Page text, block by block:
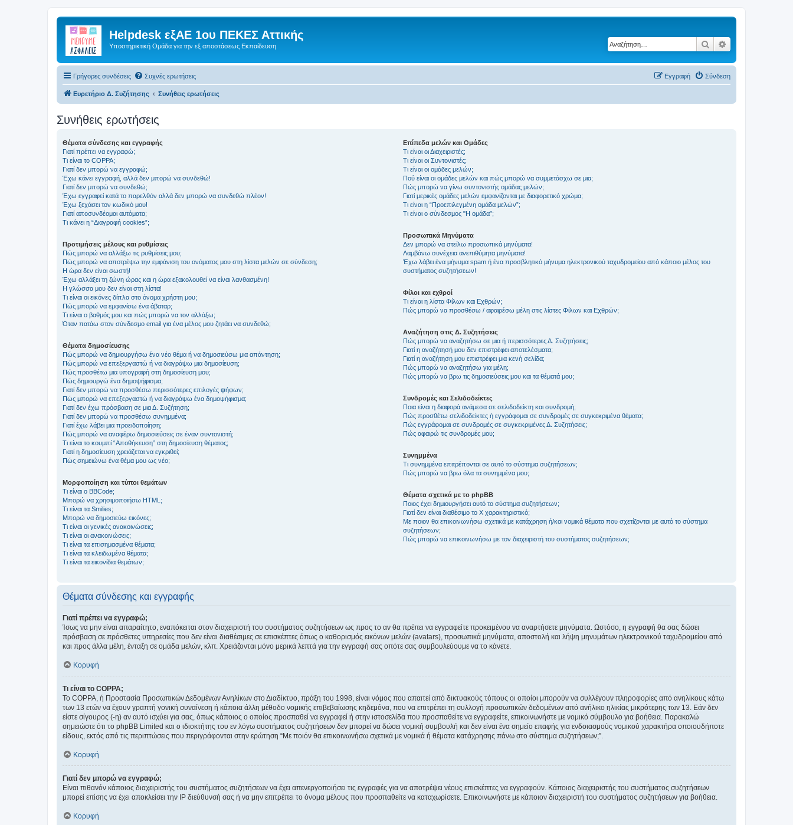
Helpdesk εξΑΕ 1ου ΠΕΚΕΣ Αττικής
Υποστηρικτική Ομάδα για την εξ αποστάσεως Εκπαίδευση Αναζήτηση
Γρήγορες συνδέσεις Συχνές ερωτήσεις Σύνδεση
Εγγραφή
Ευρετήριο Δ. Συζήτησης Συνήθεις ερωτήσεις
Συνήθεις ερωτήσεις
Θέματα σύνδεσης και εγγραφής
Γιατί πρέπει να εγγραφώ;
Τι είναι το COPPA;
Γιατί δεν μπορώ να εγγραφώ;
Έχω κάνει εγγραφή, αλλά δεν μπορώ να συνδεθώ!
Γιατί δεν μπορώ να συνδεθώ;
Έχω εγγραφεί κατά το παρελθόν αλλά δεν μπορώ να συνδεθώ πλέον!
Έχω ξεχάσει τον κωδικό μου!
Γιατί αποσυνδέομαι αυτόματα;
Τι κάνει η “Διαγραφή cookies”;
Προτιμήσεις μέλους και ρυθμίσεις
Πώς μπορώ να αλλάξω τις ρυθμίσεις μου;
Πώς μπορώ να αποτρέψω την εμφάνιση του ονόματος μου στη λίστα μελών σε σύνδεση;
Η ώρα δεν είναι σωστή!
Έχω αλλάξει τη ζώνη ώρας και η ώρα εξακολουθεί να είναι λανθασμένη!
Η γλώσσα μου δεν είναι στη λίστα!
Τι είναι οι εικόνες δίπλα στο όνομα χρήστη μου;
Πώς μπορώ να εμφανίσω ένα άβαταρ;
Τι είναι ο βαθμός μου και πώς μπορώ να τον αλλάξω;
Όταν πατάω στον σύνδεσμο email για ένα μέλος μου ζητάει να συνδεθώ;
Θέματα δημοσίευσης
Πώς μπορώ να δημιουργήσω ένα νέο θέμα ή να δημοσιεύσω μια απάντηση;
Πώς μπορώ να επεξεργαστώ ή να διαγράψω μια δημοσίευση;
Πώς προσθέτω μια υπογραφή στη δημοσίευση μου;
Πώς δημιουργώ ένα δημοψήφισμα;
Γιατί δεν μπορώ να προσθέσω περισσότερες επιλογές ψήφων;
Πώς μπορώ να επεξεργαστώ ή να διαγράψω ένα δημοψήφισμα;
Γιατί δεν έχω πρόσβαση σε μια Δ. Συζήτηση;
Γιατί δεν μπορώ να προσθέσω συνημμένα;
Γιατί έχω λάβει μια προειδοποίηση;
Πώς μπορώ να αναφέρω δημοσιεύσεις σε έναν συντονιστή;
Τι είναι το κουμπί “Αποθήκευση” στη δημοσίευση θέματος;
Γιατί η δημοσίευση χρειάζεται να εγκριθεί;
Πώς σημειώνω ένα θέμα μου ως νέο;
Μορφοποίηση και τύποι θεμάτων
Τι είναι ο BBCode;
Μπορώ να χρησιμοποιήσω HTML;
Τι είναι τα Smilies;
Μπορώ να δημοσιεύω εικόνες;
Τι είναι οι γενικές ανακοινώσεις;
Τι είναι οι ανακοινώσεις;
Τι είναι τα επισημασμένα θέματα;
Τι είναι τα κλειδωμένα θέματα;
Τι είναι τα εικονίδια θεμάτων;
Επίπεδα μελών και Ομάδες
Τι είναι οι Διαχειριστές;
Τι είναι οι Συντονιστές;
Τι είναι οι ομάδες μελών;
Πού είναι οι ομάδες μελών και πώς μπορώ να συμμετάσχω σε μια;
Πώς μπορώ να γίνω συντονιστής ομάδας μελών;
Γιατί μερικές ομάδες μελών εμφανίζονται με διαφορετικό χρώμα;
Τι είναι η “Προεπιλεγμένη ομάδα μελών”;
Τι είναι ο σύνδεσμος "Η ομάδα”;
Προσωπικά Μηνύματα
Δεν μπορώ να στείλω προσωπικά μηνύματα!
Λαμβάνω συνέχεια ανεπιθύμητα μηνύματα!
Έχω λάβει ένα μήνυμα spam ή ένα προσβλητικό μήνυμα ηλεκτρονικού ταχυδρομείου από κάποιο μέλος του
συστήματος συζητήσεων!
Φίλοι και εχθροί
Τι είναι η λίστα Φίλων και Εχθρών;
Πώς μπορώ να προσθέσω / αφαιρέσω μέλη στις λίστες Φίλων και Εχθρών;
Αναζήτηση στις Δ. Συζητήσεις
Πώς μπορώ να αναζητήσω σε μια ή περισσότερες Δ. Συζητήσεις;
Γιατί η αναζήτησή μου δεν επιστρέφει αποτελέσματα;
Γιατί η αναζήτηση μου επιστρέφει μια κενή σελίδα;
Πώς μπορώ να αναζητήσω για μέλη;
Πώς μπορώ να βρω τις δημοσιεύσεις μου και τα θέματά μου;
Συνδρομές και Σελιδοδείκτες
Ποια είναι η διαφορά ανάμεσα σε σελιδοδείκτη και συνδρομή;
Πώς προσθέτω σελιδοδείκτες ή εγγράφομαι σε συνδρομές σε συγκεκριμένα θέματα;
Πώς εγγράφομαι σε συνδρομές σε συγκεκριμένες Δ. Συζητήσεις;
Πώς αφαιρώ τις συνδρομές μου;
Συνημμένα
Τι συνημμένα επιτρέπονται σε αυτό το σύστημα συζητήσεων;
Πώς μπορώ να βρω όλα τα συνημμένα μου;
Θέματα σχετικά με το phpBB
Ποιος έχει δημιουργήσει αυτό το σύστημα συζητήσεων;
Γιατί δεν είναι διαθέσιμο το Χ χαρακτηριστικό;
Με ποιον θα επικοινωνήσω σχετικά με κατάχρηση ή/και νομικά θέματα που σχετίζονται με αυτό το σύστημα
συζητήσεων;
Πώς μπορώ να επικοινωνήσω με τον διαχειριστή του συστήματος συζητήσεων;
Θέματα σύνδεσης και εγγραφής
Γιατί πρέπει να εγγραφώ;
Ίσως να μην είναι απαραίτητο, εναπόκειται στον διαχειριστή του συστήματος συζητήσεων ως προς το αν θα πρέπει να εγγραφείτε προκειμένου να αναρτήσετε μηνύματα. Ωστόσο, η εγγραφή θα σας δώσει
πρόσβαση σε πρόσθετες υπηρεσίες που δεν είναι διαθέσιμες σε επισκέπτες όπως ο καθορισμός εικόνων μελών (avatars), προσωπικά μηνύματα, αποστολή και λήψη μηνυμάτων ηλεκτρονικού ταχυδρομείου από
και προς άλλα μέλη, ένταξη σε ομάδα μελών, κλπ. Χρειάζονται μόνο μερικά λεπτά για την εγγραφή σας οπότε σας συμβουλεύουμε να το κάνετε.
Κορυφή
Τι είναι το COPPA;
Το COPPA, ή Προστασία Προσωπικών Δεδομένων Ανηλίκων στο Διαδίκτυο, πράξη του 1998, είναι νόμος που απαιτεί από δικτυακούς τόπους οι οποίοι μπορούν να συλλέγουν πληροφορίες από ανηλίκους κάτω
των 13 ετών να έχουν γραπτή γονική συναίνεση ή κάποια άλλη μέθοδο νομικής επιβεβαίωσης κηδεμόνα, που να επιτρέπει τη συλλογή προσωπικών δεδομένων από ανήλικο ηλικίας μικρότερης των 13. Εάν δεν
είστε σίγουρος (-η) αν αυτό ισχύει για σας, όπως κάποιος ο οποίος προσπαθεί να εγγραφεί ή στην ιστοσελίδα που προσπαθείτε να εγγραφείτε, επικοινωνήστε με νομικό σύμβουλο για βοήθεια. Παρακαλώ
σημειώστε ότι το phpBB Limited και ο ιδιοκτήτης του εν λόγω συστήματος συζητήσεων δεν μπορεί να δώσει νομική συμβουλή και δεν είναι ένα σημείο επαφής για ενδοιασμούς νομικού χαρακτήρα οποιουδήποτε
είδους, εκτός από τις περιπτώσεις που περιγράφονται στην ερώτηση “Με ποιόν θα επικοινωνήσω σχετικά με νομικά ή θέματα κατάχρησης πάνω στο σύστημα συζητήσεων;”.
Κορυφή
Γιατί δεν μπορώ να εγγραφώ;
Είναι πιθανόν κάποιος διαχειριστής του συστήματος συζητήσεων να έχει απενεργοποιήσει τις εγγραφές για να αποτρέψει νέους επισκέπτες να εγγραφούν. Κάποιος διαχειριστής του συστήματος συζητήσεων
μπορεί επίσης να έχει αποκλείσει την IP διεύθυνσή σας ή να μην επιτρέπει το όνομα μέλους που προσπαθείτε να καταχωρίσετε. Επικοινωνήστε με κάποιον διαχειριστή του συστήματος συζητήσεων για βοήθεια.
Κορυφή